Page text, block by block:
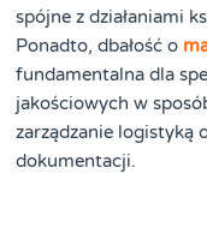
spójne z działaniami
Ponadto, dbałość o
fundamentalna dla
jakościowych w
zarządzanie logistyką
dokumentacji.